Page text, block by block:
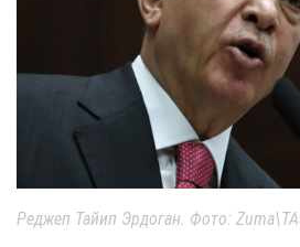
Реджеп Тайип Эрдоган. Фото: